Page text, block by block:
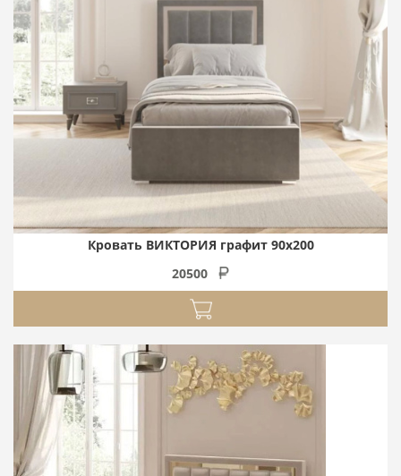
Кровать ВИКТОРИЯ графит 90х200
20500